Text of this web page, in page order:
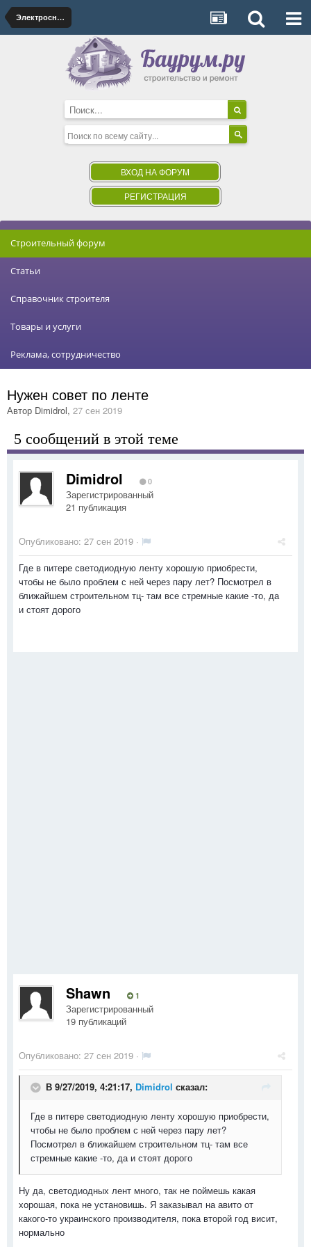
Электроснабжение
ВХОД НА ФОРУМ
РЕГИСТРАЦИЯ
Строительный форум
Статьи
Справочник строителя
Товары и услуги
Реклама, сотрудничество
Нужен совет по ленте
Автор Dimidrol, 27 сен 2019
5 сообщений в этой теме
Dimidrol 0
Зарегистрированный
21 публикация
Опубликовано: 27 сен 2019 ·
Где в питере светодиодную ленту хорошую приобрести,
чтобы не было проблем с ней через пару лет? Посмотрел в
ближайшем строительном тц- там все стремные какие -то, да
и стоят дорого
Shawn 1
Зарегистрированный
19 публикаций
Опубликовано: 27 сен 2019 ·
В 9/27/2019, 4:21:17, Dimidrol сказал:
Где в питере светодиодную ленту хорошую приобрести,
чтобы не было проблем с ней через пару лет?
Посмотрел в ближайшем строительном тц- там все
стремные какие -то, да и стоят дорого
Ну да, светодиодных лент много, так не поймешь какая
хорошая, пока не установишь. Я заказывал на авито от
какого-то украинского производителя, пока второй год висит,
нормально